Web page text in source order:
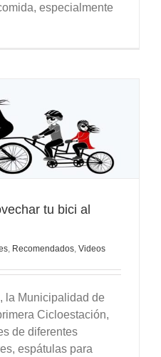
especialmente
tu bici al
Recomendados Videos
la Municipalidad de
Cicloestación,
de diferentes
espátulas para